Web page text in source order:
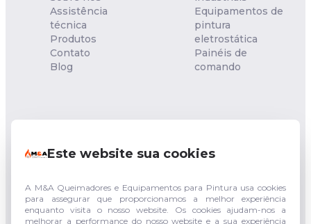
Este website sua cookies
A M&A Queimadores e Equipamentos para Pintura usa cookies
para assegurar que proporcionamos a melhor experiência
enquanto visita o nosso website. Os cookies ajudam-nos a
melhorar a performance do nosso website e a sua experiência
Assistência
técnica
Produtos
Contato
Blog
Equipamentos de
pintura
eletrostática
Painéis de
comando
Rua Francisco Sgambatt,
SPCEP: 06182-040
(011) 94744-3943